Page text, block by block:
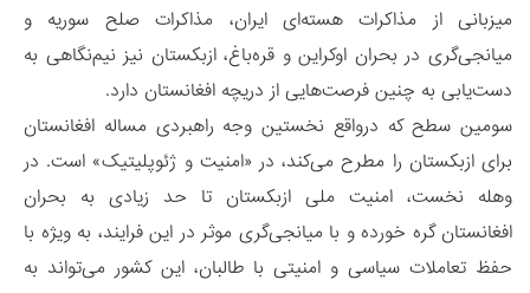
میزبانی از مذاکرات هسته‌ای ایران، مذاکرات صلح سوریه و
میانجی‌گری در بحران اوکراین و قره‌باغ، ازبکستان نیز نیم‌نگاهی به
دست‌یابی به چنین فرصت‌هایی از دریچه افغانستان دارد.
سومین سطح که درواقع نخستین وجه راهبردی مساله افغانستان
برای ازبکستان را مطرح می‌کند، در «امنیت و ژئوپلیتیک» است. در
وهله نخست، امنیت ملی ازبکستان تا حد زیادی به بحران
افغانستان گره خورده و با میانجی‌گری موثر در این فرایند، به ویژه با
حفظ تعاملات سیاسی و امنیتی با طالبان، این کشور می‌تواند به